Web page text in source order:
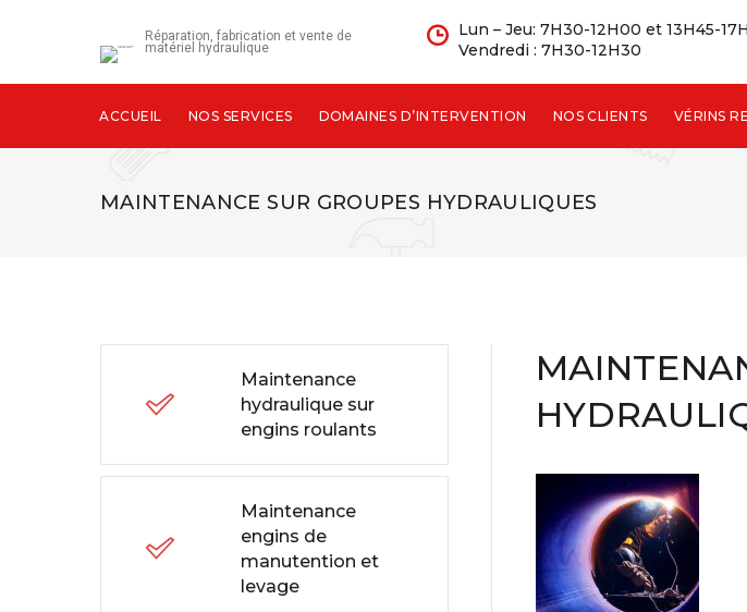
Réparation, fabrication et vente de
matériel hydraulique
Lun – Jeu: 7H30-12H00 et 13H45-
Vendredi : 7H30-12H30
ACCUEIL NOS SERVICES DOMAINES D’INTERVENTION NOS CLIENTS VÉRINS
MAINTENANCE SUR GROUPES HYDRAULIQUES
Maintenance
hydraulique sur
engins roulants
Maintenance
engins de
manutention et
levage